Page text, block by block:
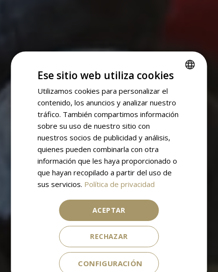
SPANISH
ENGLISH
Ese sitio web utiliza cookies
Utilizamos cookies para personalizar el
contenido, los anuncios y analizar nuestro
tráfico. También compartimos información
sobre su uso de nuestro sitio con
nuestros socios de publicidad y análisis,
quienes pueden combinarla con otra
información que les haya proporcionado o
que hayan recopilado a partir del uso de
sus servicios. Política de privacidad
ACEPTAR
RECHAZAR
CONFIGURACIÓN